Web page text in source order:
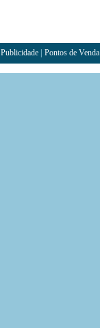
Publicidade Pontos de Venda